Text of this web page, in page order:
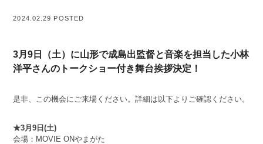
2024.02.29 POSTED
3月9日（土）に山形で成島出監督と音楽を担当した小林
洋平さんのトークショー付き舞台挨拶決定！
是非、この機会にご来場ください。詳細は以下よりご確認ください。
★3月9日(土)
会場：MOVIE ONやまがた